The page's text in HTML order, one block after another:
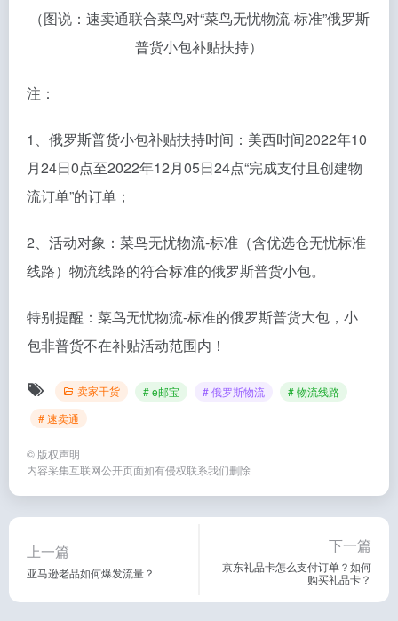
（图说：速卖通联合菜鸟对“菜鸟无忧物流-标准”俄罗斯
普货小包补贴扶持）
注：
1、俄罗斯普货小包补贴扶持时间：美西时间2022年10
月24日0点至2022年12月05日24点“完成支付且创建物
流订单”的订单；
2、活动对象：菜鸟无忧物流-标准（含优选仓无忧标准
线路）物流线路的符合标准的俄罗斯普货小包。
特别提醒：菜鸟无忧物流-标准的俄罗斯普货大包，小
包非普货不在补贴活动范围内！
卖家干货 # e邮宝 # 俄罗斯物流
# 物流线路
# 速卖通
© 版权声明
内容采集互联网公开页面如有侵权联系我们删除
上一篇
亚马逊老品如何爆发流量？
下一篇
京东礼品卡怎么支付订单？如何
购买礼品卡？